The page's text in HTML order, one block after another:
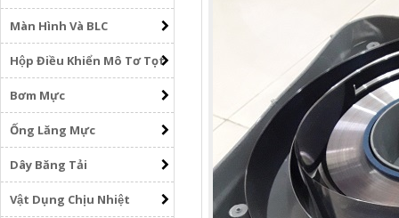
Màn Hình Và BLC
Hộp Điều Khiển Mô Tơ Tọt
Bơm Mực
Ống Lăng Mực
Dây Băng Tải
Vật Dụng Chịu Nhiệt